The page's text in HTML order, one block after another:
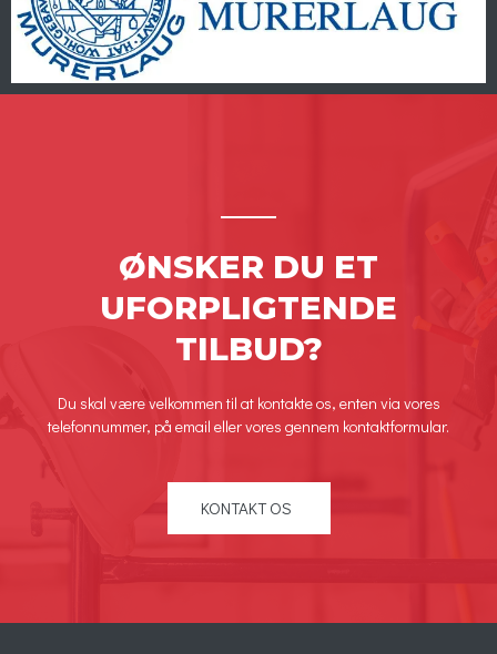
ØNSKER DU ET
UFORPLIGTENDE
TILBUD?
Du skal være velkommen til at kontakte os, enten via vores
telefonnummer, på email eller vores gennem kontaktformular.
KONTAKT OS